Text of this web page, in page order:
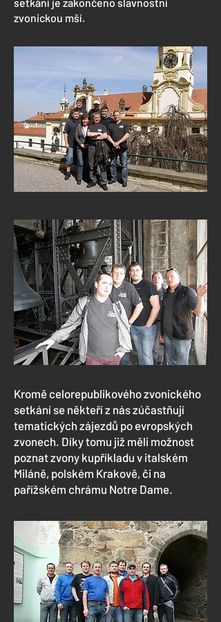
zvonickou mší.
Kromě celorepublikového zvonického
setkání se někteří z nás zúčastňují
tematických zájezdů po evropských
zvonech. Díky tomu již měli možnost
poznat zvony kupříkladu v italském
Miláně, polském Krakově, či na
pařížském chrámu Notre Dame.